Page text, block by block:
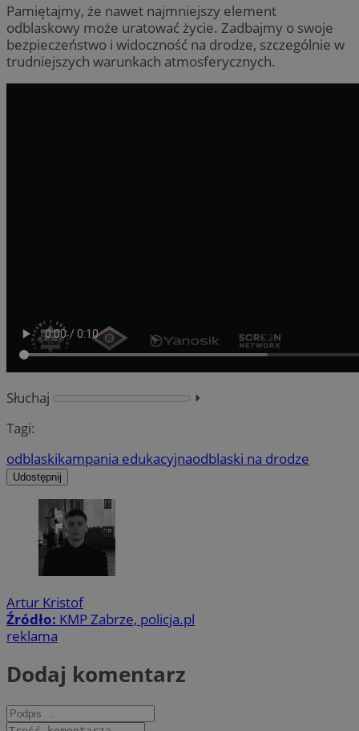
Pamiętajmy, że nawet najmniejszy element
odblaskowy może uratować życie. Zadbajmy o swoje
bezpieczeństwo i widoczność na drodze, szczególnie w
trudniejszych warunkach atmosferycznych.
Słuchaj
⏵︎
Tagi:
odblaskikampania edukacyjnaodblaski na drodze
Udostępnij
Artur Kristof
Źródło: KMP Zabrze, policja.pl
reklama
Dodaj komentarz